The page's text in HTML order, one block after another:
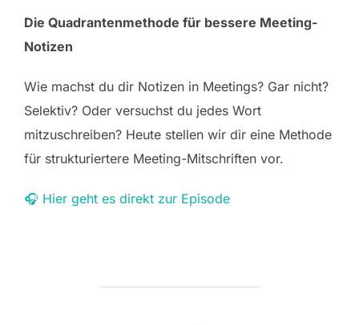
Die Quadrantenmethode für bessere Meeting-
Notizen
Wie machst du dir Notizen in Meetings? Gar nicht?
Selektiv? Oder versuchst du jedes Wort
mitzuschreiben? Heute stellen wir dir eine Methode
für strukturiertere Meeting-Mitschriften vor.
🎧 Hier geht es direkt zur Episode